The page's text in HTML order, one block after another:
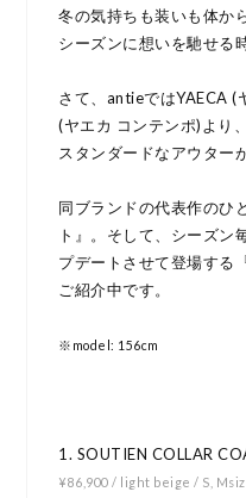
冬の気持ちも装いも体か
シーズンに想いを馳せる
さて、antieではYAECA (
(ヤエカ コンテンポ)より
スタンダードなアウター
同ブランドの代表作のひ
ト』。そして、シーズン
プデートさせて登場する
ご紹介中です。
※model: 156cm
1. SOUTIEN COLLAR
¥86,900 / light beige / S,